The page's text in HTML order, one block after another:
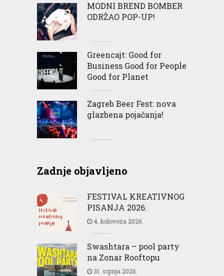
MODNI BREND BOMBER
ODRŽAO POP-UP!
Greencajt: Good for
Business Good for People
Good for Planet
Zagreb Beer Fest: nova
glazbena pojačanja!
Zadnje objavljeno
FESTIVAL KREATIVNOG
PISANJA 2026.
4. kolovoza 2026.
Swashtara – pool party
na Zonar Rooftopu
31. srpnja 2026.